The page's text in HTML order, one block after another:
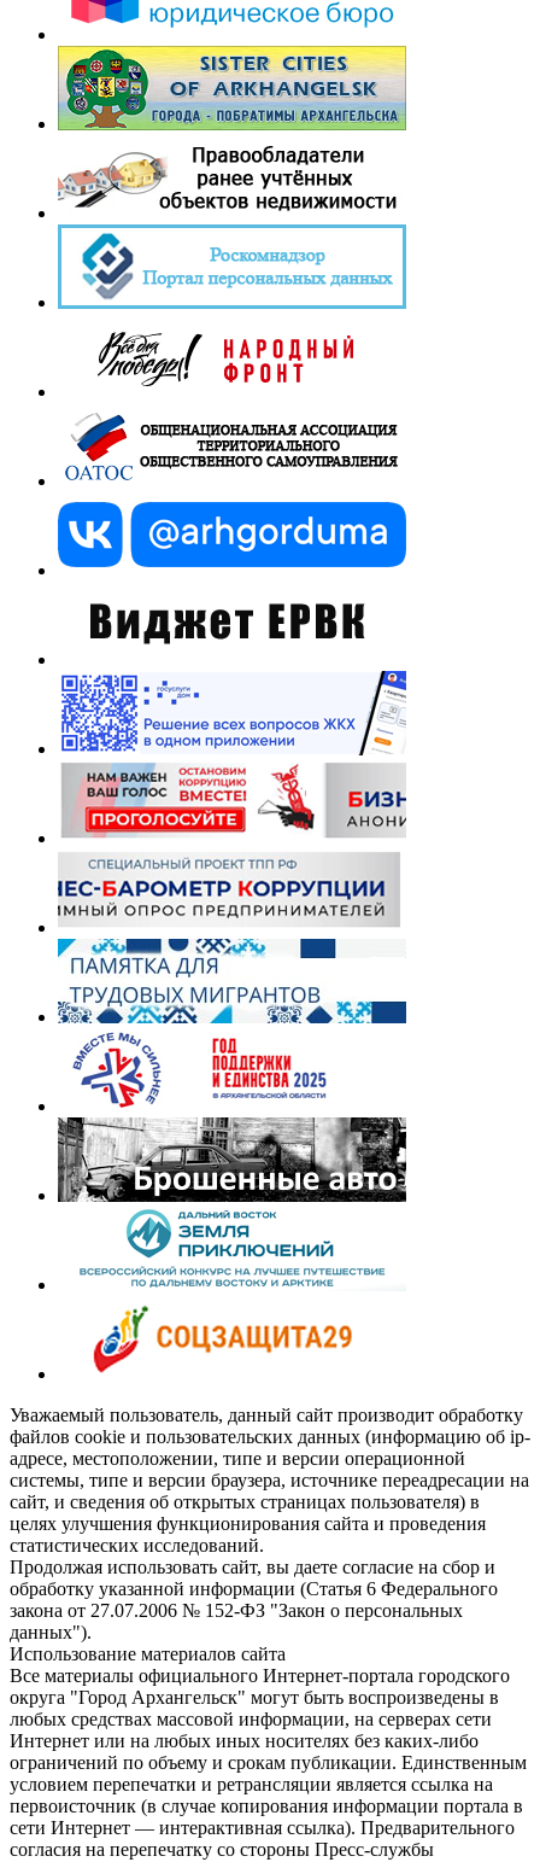
Уважаемый пользователь, данный сайт производит обработку
файлов cookie и пользовательских данных (информацию об ip-
адресе, местоположении, типе и версии операционной
системы, типе и версии браузера, источнике переадресации на
сайт, и сведения об открытых страницах пользователя) в
целях улучшения функционирования сайта и проведения
статистических исследований.
Продолжая использовать сайт, вы даете согласие на сбор и
обработку указанной информации (Статья 6 Федерального
закона от 27.07.2006 № 152-ФЗ "Закон о персональных
данных").
Использование материалов сайта
Все материалы официального Интернет-портала городского
округа "Город Архангельск" могут быть воспроизведены в
любых средствах массовой информации, на серверах сети
Интернет или на любых иных носителях без каких-либо
ограничений по объему и срокам публикации. Единственным
условием перепечатки и ретрансляции является ссылка на
первоисточник (в случае копирования информации портала в
сети Интернет — интерактивная ссылка). Предварительного
согласия на перепечатку со стороны Пресс-службы